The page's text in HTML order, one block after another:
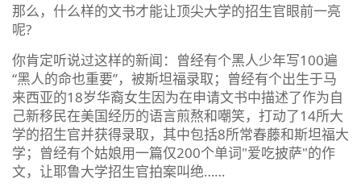
那么，什么样的文书才能让顶尖大学的招生官眼前一亮
呢?
你肯定听说过这样的新闻：曾经有个黑人少年写100遍
“黑人的命也重要”，被斯坦福录取；曾经有个出生于马
来西亚的18岁华裔女生因为在申请文书中描述了作为自
己新移民在美国经历的语言煎熬和嘲笑，打动了14所大
学的招生官并获得录取，其中包括8所常春藤和斯坦福大
学；曾经有个姑娘用一篇仅200个单词"爱吃披萨"的作
文，让耶鲁大学招生官拍案叫绝……